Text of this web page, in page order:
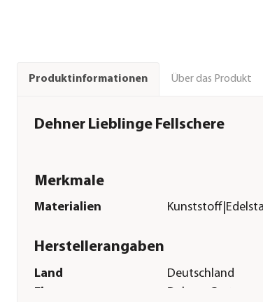
Produktinformationen Über das Produkt
Dehner Lieblinge Fellschere
Merkmale
Materialien
Herstellerangaben
Land
Deutschland
Firma
Dehner